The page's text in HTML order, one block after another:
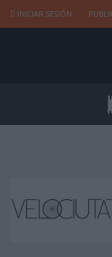
INICIAR SESIÓN